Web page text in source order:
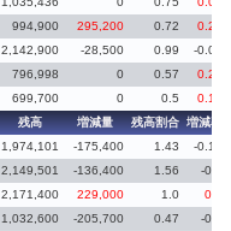
994,900 295,200 0.72
0.22
2,142,900 -28,500 0.99
-0.01
796,998 0 0.57
0.24
699,700 0 0.5
0.17
残高 増減量 残高割合 増減率
1,974,101 -175,400 1.43
-0.13
2,149,501 -136,400 1.56
-0.1
2,171,400 229,000 1.0
0.1
1,032,600 -205,700 0.47
-0.1